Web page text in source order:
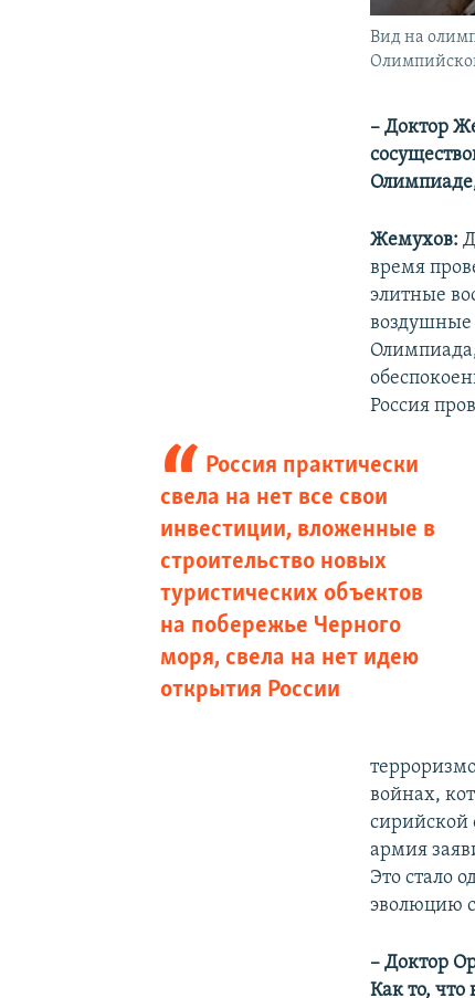
Вид на
– Доктор
Жемухов:
время
элитные
воздушные
Россия
Россия практически
свела на нет все свои
инвестиции, вложенные в
строительство новых
туристических объектов
на побережье Черного
моря, свела на нет идею
открытия России
войнах,
сирийской
армия
Это стало
эволюцию
– Доктор
Как то, что